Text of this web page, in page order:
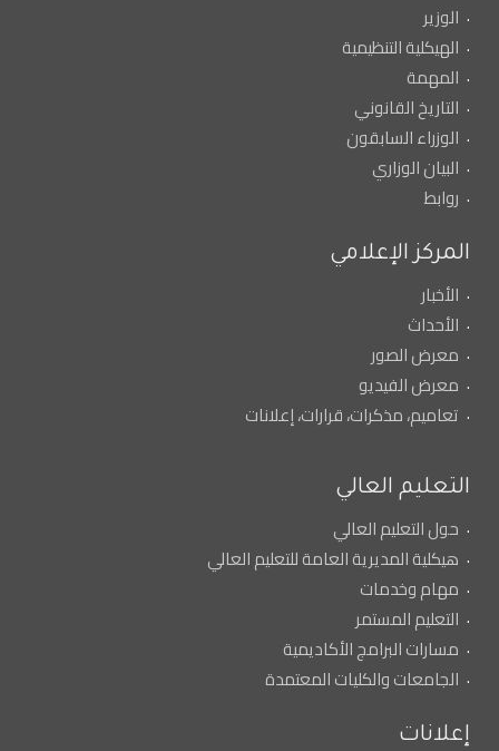
الوزير
الهيكلية التنظيمية
المهمة
التاريخ القانوني
الوزراء السابقون
البيان الوزاري
روابط
المركز الإعلامي
الأخبار
الأحداث
معرض الصور
معرض الفيديو
تعاميم، مذكرات، قرارات، إعلانات
التعليم العالي
حول التعليم العالي
هيكلية المديرية العامة للتعليم العالي
مهام وخدمات
التعليم المستمر
مسارات البرامج الأكاديمية
الجامعات والكليات المعتمدة
إعلانات